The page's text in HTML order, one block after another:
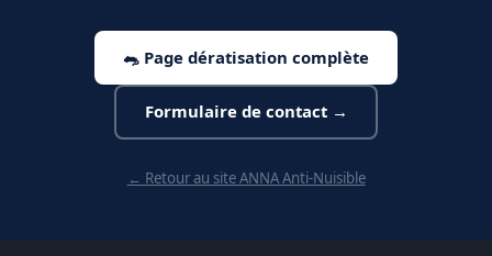
🐀 Page dératisation complète
Formulaire de contact →
← Retour au site ANNA Anti-Nuisible